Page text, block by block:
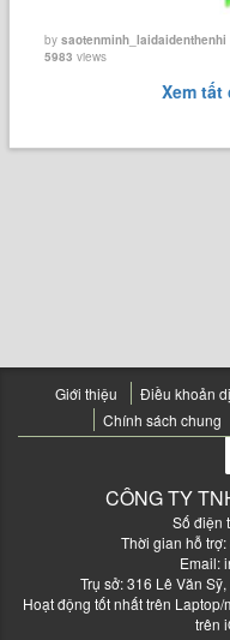
bysaotenminh_laidaidenthenhi
5983 views
Xem tất
Giới thiệu Điều khoản
Chính sách chung
CÔNG TY
Số điện
Thời gian hỗ
Email:
Trụ sở: 316 Lê Văn
Hoạt động tốt nhất trên
trên